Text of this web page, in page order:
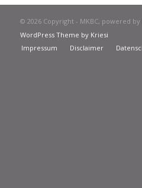
© 2026 Copyright - MKBC, powered by
WordPress Theme by Kriesi
Impressum
Disclaimer